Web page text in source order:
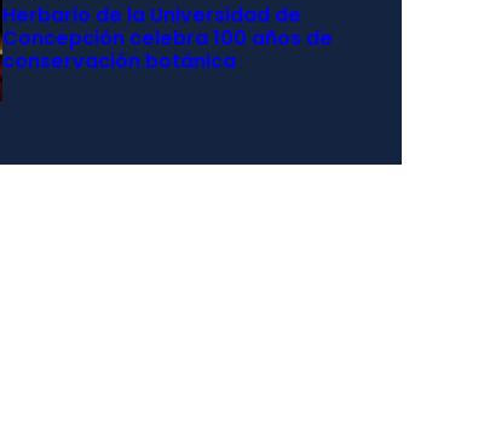
Herbario de la Universidad de
Concepción celebra 100 años de
conservación botánica